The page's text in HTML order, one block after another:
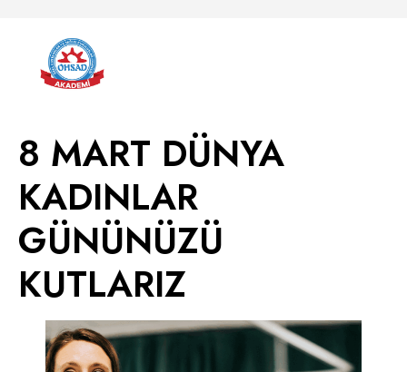
8 MART DÜNYA
KADINLAR
GÜNÜNÜZÜ
KUTLARIZ